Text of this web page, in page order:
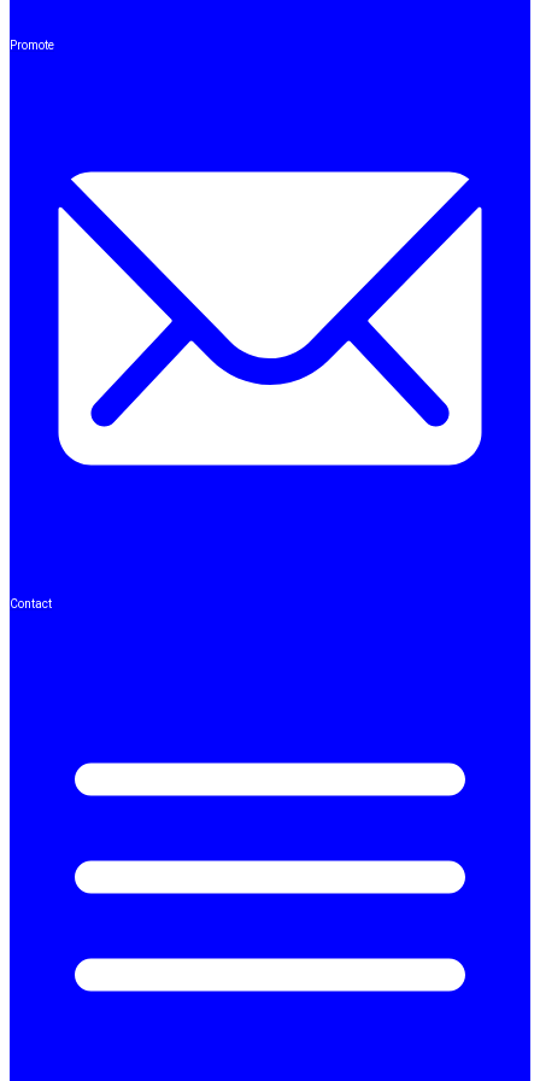
Promote
Contact